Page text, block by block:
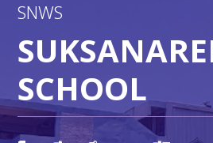
SNWS
SCHOOL